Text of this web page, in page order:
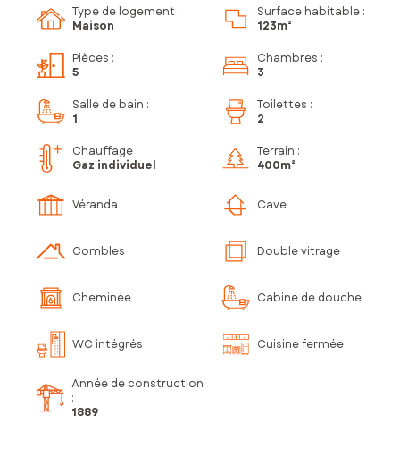
Type de logement :
Maison
Surface habitable :
123m²
Pièces :
5
Chambres :
3
Salle de bain :
1
Toilettes :
2
Chauffage :
Gaz individuel
Terrain :
400m²
Véranda Cave
Combles Double vitrage
Cheminée Cabine de douche
WC intégrés Cuisine fermée
Année de construction
:
1889